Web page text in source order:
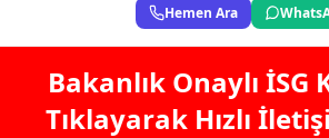
Hemen Ara
Bakanlık Onaylı İSG
Tıklayarak Hızlı